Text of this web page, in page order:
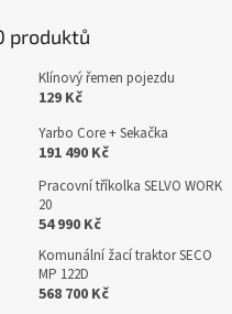
produktů
Klínový řemen pojezdu
129 Kč
Yarbo Core + Sekačka
191 490 Kč
Pracovní tříkolka SELVO WORK
20
54 990 Kč
Komunální žací traktor SECO
MP 122D
568 700 Kč